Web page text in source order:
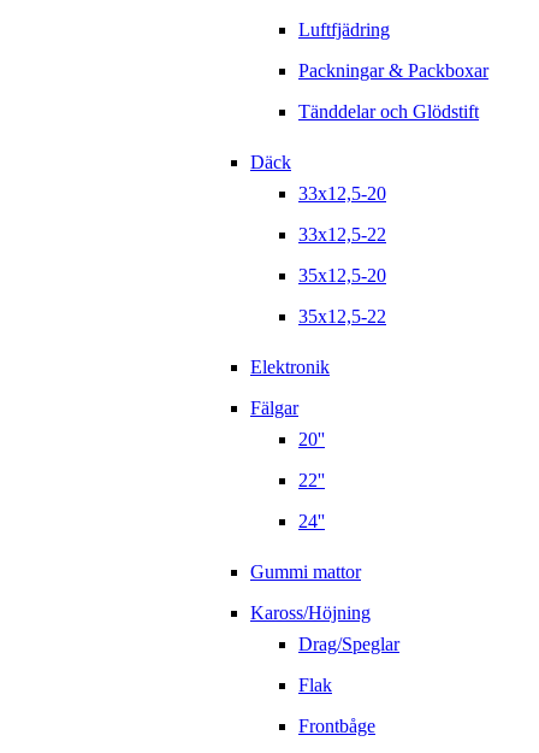
Luftfjädring
Packningar & Packboxar
Tänddelar och Glödstift
Däck
33x12,5-20
33x12,5-22
35x12,5-20
35x12,5-22
Elektronik
Fälgar
20''
22''
24''
Gummi mattor
Kaross/Höjning
Drag/Speglar
Flak
Frontbåge